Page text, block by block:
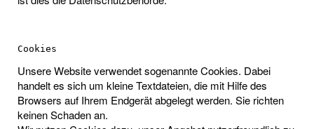
Cookies
Unsere Website verwendet sogenannte Cookies. Dabei
handelt es sich um kleine Textdateien, die mit Hilfe des
Browsers auf Ihrem Endgerät abgelegt werden. Sie richten
keinen Schaden an.